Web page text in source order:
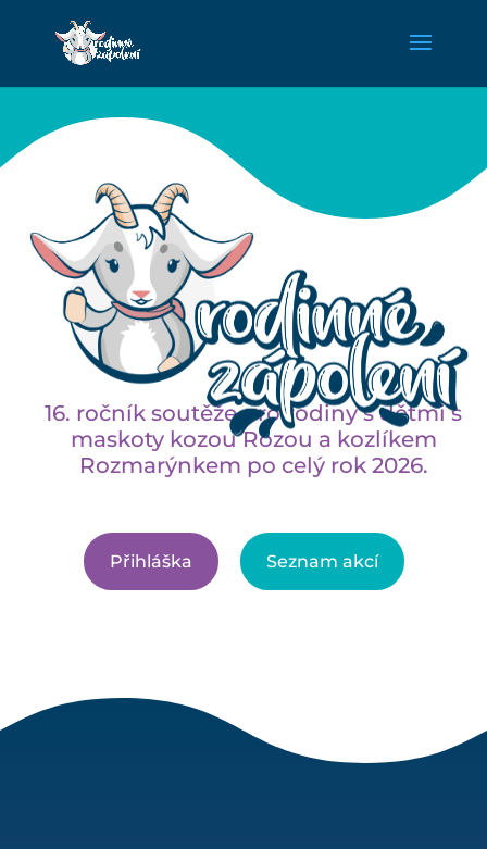
16. ročník soutěže pro rodiny s dětmi s
maskoty kozou Rózou a kozlíkem
Rozmarýnkem po celý rok 2026.
Přihláška Seznam akcí